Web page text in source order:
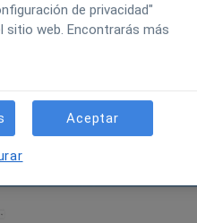
de privacidad"
sitio web. Encontrarás más
Aceptar